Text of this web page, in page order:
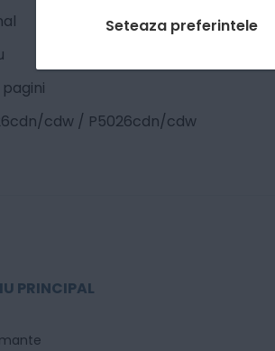
Seteaza preferintele
cdw / P5026cdn/cdw
PRINCIPAL